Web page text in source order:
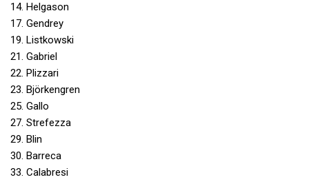
14. Helgason
17. Gendrey
19. Listkowski
21. Gabriel
22. Plizzari
23. Björkengren
25. Gallo
27. Strefezza
29. Blin
30. Barreca
33. Calabresi